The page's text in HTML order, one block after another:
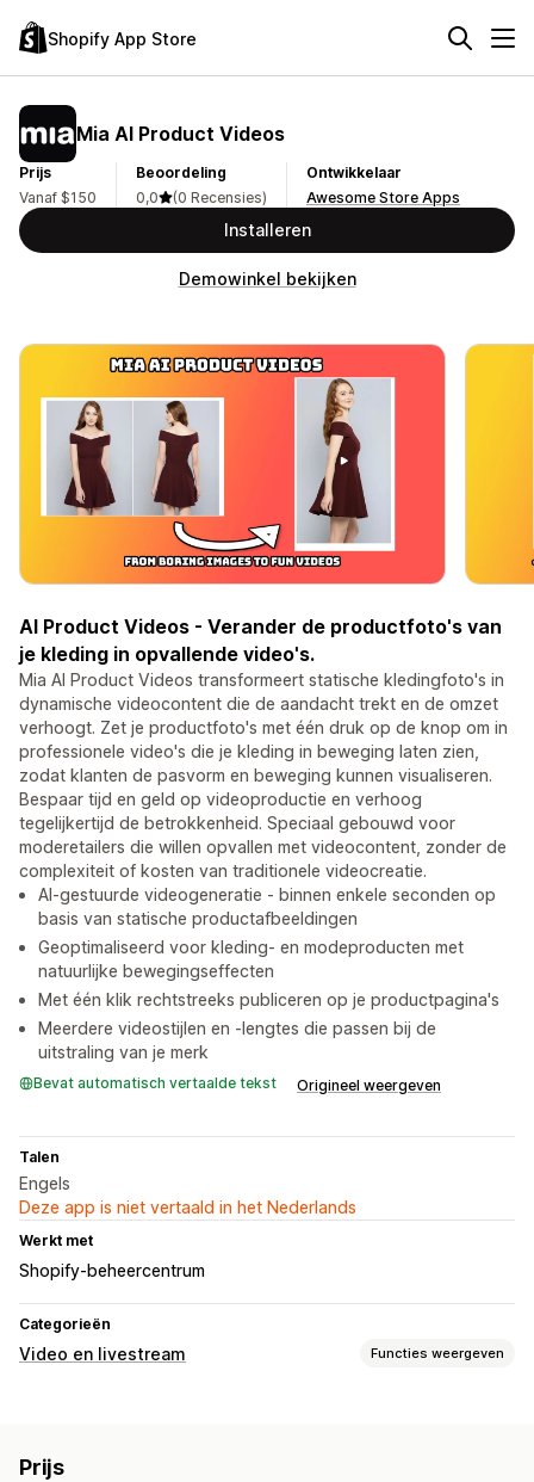
Shopify App Store
Mia AI Product Videos
Prijs
Vanaf $150
Beoordeling
0,0
(0 Recensies)
Ontwikkelaar
Awesome Store Apps
Installeren
Demowinkel bekijken
AI Product Videos - Verander de productfoto's van
je kleding in opvallende video's.
Mia AI Product Videos transformeert statische kledingfoto's in
dynamische videocontent die de aandacht trekt en de omzet
verhoogt. Zet je productfoto's met één druk op de knop om in
professionele video's die je kleding in beweging laten zien,
zodat klanten de pasvorm en beweging kunnen visualiseren.
Bespaar tijd en geld op videoproductie en verhoog
tegelijkertijd de betrokkenheid. Speciaal gebouwd voor
moderetailers die willen opvallen met videocontent, zonder de
complexiteit of kosten van traditionele videocreatie.
AI-gestuurde videogeneratie - binnen enkele seconden op
basis van statische productafbeeldingen
Geoptimaliseerd voor kleding- en modeproducten met
natuurlijke bewegingseffecten
Met één klik rechtstreeks publiceren op je productpagina's
Meerdere videostijlen en -lengtes die passen bij de
uitstraling van je merk
Bevat automatisch vertaalde tekst Origineel weergeven
Talen
Engels
Deze app is niet vertaald in het Nederlands
Werkt met
Shopify-beheercentrum
Categorieën
Video en livestream Functies weergeven
Delen via social media
Prijs